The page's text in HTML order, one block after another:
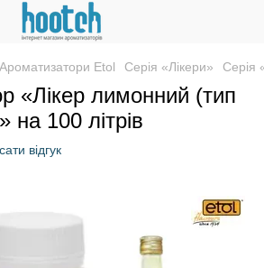
Ароматизатори Etol Серія «Лікери» Серія
«Лікер лимонний (тип
на 100 літрів
відгук